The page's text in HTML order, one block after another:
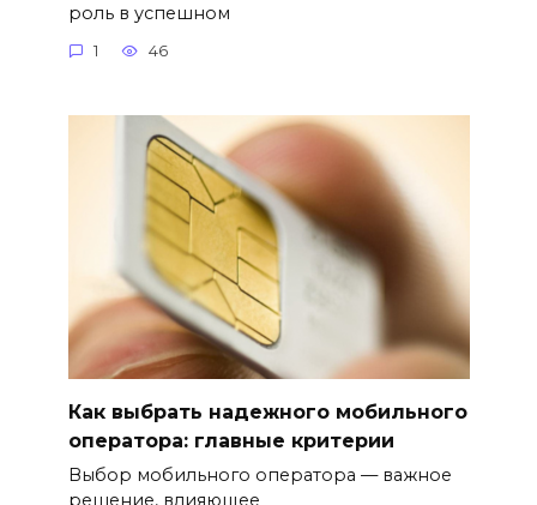
роль в успешном
1 46
Как выбрать надежного мобильного
оператора: главные критерии
Выбор мобильного оператора — важное
решение, влияющее